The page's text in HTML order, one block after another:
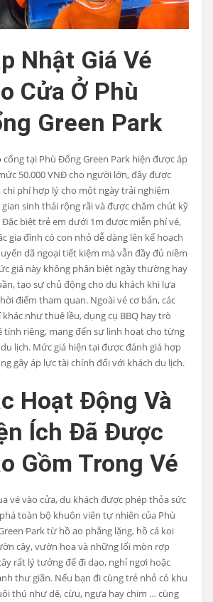
Nhật Giá Vé
Cửa Ở Phù
Green Park
cổng tại Phù Đổng Green Park hiện được áp
50.000 VNĐ cho người lớn, đây được
chi phí hợp lý cho một ngày trải nghiệm
sinh thái rộng rãi và được chăm chút kỹ
Đặc biệt trẻ em dưới 1m được miễn phí vé,
gia đình có con nhỏ dễ dàng lên kế hoạch
dã ngoại tiết kiệm mà vẫn đầy đủ niềm
giá này không phân biệt ngày thường hay
tạo sự chủ động cho du khách khi lựa
điểm tham quan. Ngoài vé cơ bản, các
khác như thuê lều, dụng cụ BBQ hay trò
tính riêng, mang đến sự linh hoạt cho từng
lịch. Mức giá hiện tại được đánh giá hợp
gây áp lực tài chính đối với khách du lịch.
Hoạt Động Và
Ích Đã Được
Gồm Trong Vé
vé vào cửa, du khách được phép thỏa sức
toàn bộ khuôn viên tự nhiên của Phù
Park từ hồ ao phẳng lặng, hồ cá koi
cây, vườn hoa và những lối mòn rợp
rất lý tưởng để đi dạo, nghỉ ngơi hoặc
thư giãn. Nếu bạn đi cùng trẻ nhỏ có khu
thú như dê, cừu, ngựa hay chim … cùng